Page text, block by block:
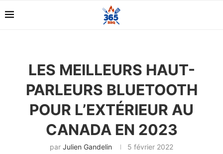
LES MEILLEURS HAUT-
PARLEURS BLUETOOTH
POUR L’EXTÉRIEUR AU
CANADA EN 2023
par Julien Gandelin 5 février 2022